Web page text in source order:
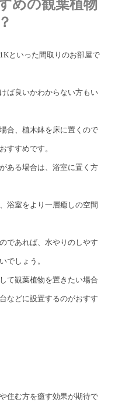
めの観葉植物
といった間取りのお部屋で
ば良いかわからない方もい
合、植木鉢を床に置くので
すすめです。
ある場合は、浴室に置く方
浴室をより一層癒しの空間
であれば、水やりのしやす
でしょう。
て観葉植物を置きたい場合
などに設置するのがおすす
住む方を癒す効果が期待で